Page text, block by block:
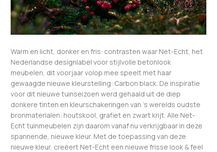
Warm en licht, donker en fris: contrasten waar Net-Echt, het
Nederlandse designlabel voor stijlvolle betonlook
meubelen, dit voorjaar volop mee speelt met haar
gewaagde nieuwe kleurstelling: Carbon black. De inspiratie
voor dit nieuwe tuinseizoen werd gehaald uit de diep
donkere tinten en kleurschakeringen van ’s werelds oudste
bronmaterialen: houtskool, grafiet en zwart krijt. Alle Net-
Echt tuinmeubelen zijn daarom vanaf nu verkrijgbaar in deze
spannende, nieuwe kleur. Met de toepassing van deze
nieuwe kleur, creëert Net-Echt een nieuwe frisse look & feel